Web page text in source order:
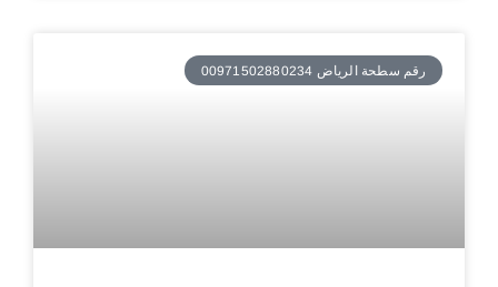
رقم سطحة الرياض 00971502880234